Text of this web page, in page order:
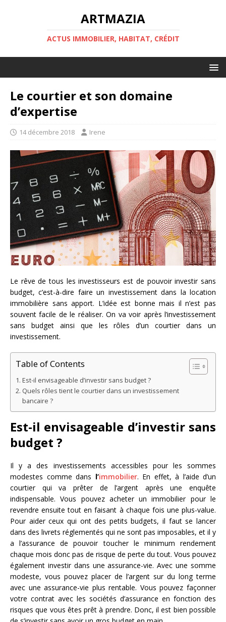
ARTMAZIA
ACTUS IMMOBILIER, HABITAT, CRÉDIT
Le courtier et son domaine
d’expertise
14 décembre 2018 Irene
Le rêve de tous les investisseurs est de pouvoir investir sans
budget, c’est-à-dire faire un investissement dans la location
immobilière sans apport. L’idée est bonne mais il n’est pas
souvent facile de le réaliser. On va voir après l’investissement
sans budget ainsi que les rôles d’un courtier dans un
investissement.
Table of Contents
Est-il envisageable d’investir sans budget ?
Quels rôles tient le courtier dans un investissement
bancaire ?
Est-il envisageable d’investir sans
budget ?
Il y a des investissements accessibles pour les sommes
modestes comme dans l’immobilier. En effet, à l’aide d’un
courtier qui va prêter de l’argent après une enquête
indispensable. Vous pouvez acheter un immobilier pour le
revendre ensuite tout en faisant à chaque fois une plus-value.
Pour aider ceux qui ont des petits budgets, il faut se lancer
dans des livrets réglementés qui ne sont pas imposables, et il y
a l’assurance de pouvoir toucher le minimum rendement
chaque mois donc pas de risque de perte du tout. Vous pouvez
également investir dans une assurance-vie. Avec une somme
modeste, vous pouvez placer de l’argent sur du long terme
avec une assurance-vie plus rentable. Vous pouvez façonner
votre contrat avec les sociétés d’assurance en fonction des
risques que vous êtes prêt à prendre. Donc, il est bien possible